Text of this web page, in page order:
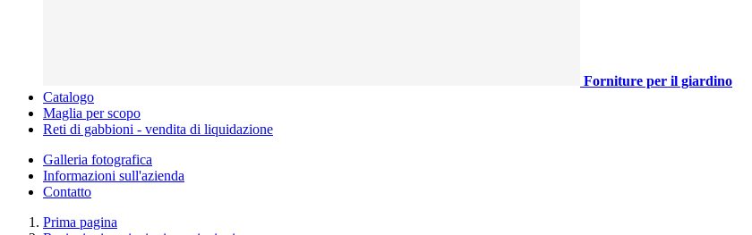
Forniture per il giardino
Catalogo
Maglia per scopo
Reti di gabbioni - vendita di liquidazione
Galleria fotografica
Informazioni sull'azienda
Contatto
Prima pagina